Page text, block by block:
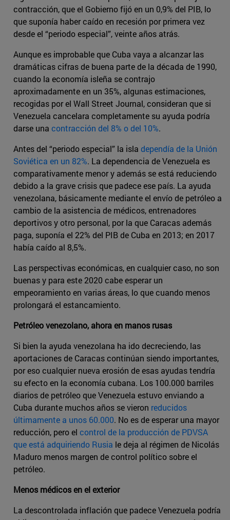
contracción, que el Gobierno fijó en un 0,9% del PIB, lo
que suponía haber caído en recesión por primera vez
desde el “periodo especial”, veinte años atrás.
Aunque es improbable que Cuba vaya a alcanzar las
dramáticas cifras de buena parte de la década de 1990,
cuando la economía isleña se contrajo
aproximadamente en un 35%, algunas estimaciones,
recogidas por el Wall Street Journal, consideran que si
Venezuela cancelara completamente su ayuda podría
darse una contracción del 8% o del 10%.
Antes del “periodo especial” la isla dependía de la Unión
Soviética en un 82%. La dependencia de Venezuela es
comparativamente menor y además se está reduciendo
debido a la grave crisis que padece ese país. La ayuda
venezolana, básicamente mediante el envío de petróleo a
cambio de la asistencia de médicos, entrenadores
deportivos y otro personal, por la que Caracas además
paga, suponía el 22% del PIB de Cuba en 2013; en 2017
había caído al 8,5%.
Las perspectivas económicas, en cualquier caso, no son
buenas y para este 2020 cabe esperar un
empeoramiento en varias áreas, lo que cuando menos
prolongará el estancamiento.
Petróleo venezolano, ahora en manos rusas
Si bien la ayuda venezolana ha ido decreciendo, las
aportaciones de Caracas continúan siendo importantes,
por eso cualquier nueva erosión de esas ayudas tendría
su efecto en la economía cubana. Los 100.000 barriles
diarios de petróleo que Venezuela estuvo enviando a
Cuba durante muchos años se vieron reducidos
últimamente a unos 60.000. No es de esperar una mayor
reducción, pero el control de la producción de PDVSA
que está adquiriendo Rusia le deja al régimen de Nicolás
Maduro menos margen de control político sobre el
petróleo.
Menos médicos en el exterior
La descontrolada inflación que padece Venezuela podría